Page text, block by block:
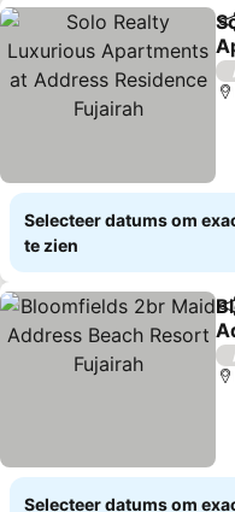
Selecteer datums om
te zien
Selecteer datums om